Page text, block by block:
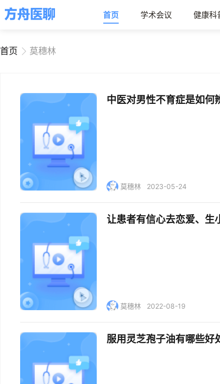
首页 学术会议 健康科
首页 莫穗林
中医对男性不育症是如何
莫穗林 2023-05-24
让患者有信心去恋爱、生
莫穗林 2022-08-19
服用灵芝孢子油有哪些好